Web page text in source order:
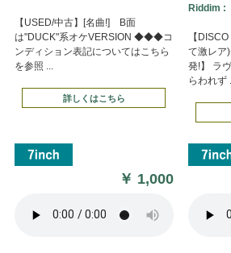
【USED/中古】[名曲!] B面
は"DUCK"系オケVERSION ◆◆◆コ
ンディション表記についてはこちら
を参照 ...
詳しくはこちら
￥ 1,000
Riddim :
【
て激レア
発!】 ラ
らわれず